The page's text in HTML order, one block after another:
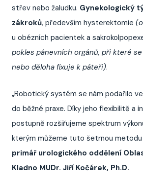
střev nebo žaludku. Gynekologický
zákroků, především hysterektomie
u obézních pacientek a
pokles pánevních orgánů, při které
nebo děloha fixuje k páteři).
„Robotický systém se nám podařilo
do běžné praxe. Díky jeho flexibilitě a
postupně rozšiřujeme spektrum
kterým můžeme tuto šetrnou metodu
primář urologického oddělení
Kladno MUDr. Jiří Kočárek, Ph.D.